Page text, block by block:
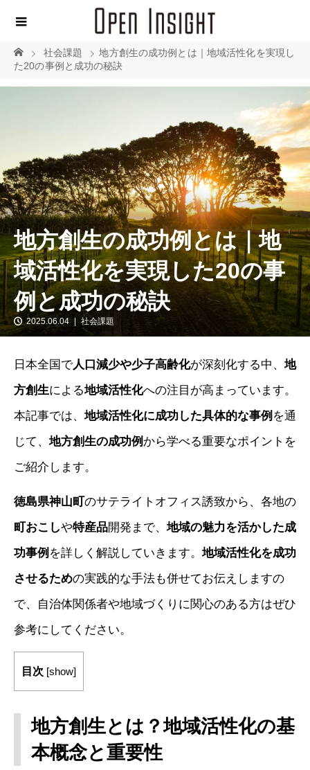
社会課題
地方創生の成功例とは｜地域活性化を実現し
た20の事例と成功の秘訣
地方創生の成功例とは｜地
域活性化を実現した20の事
例と成功の秘訣
2025.06.04 社会課題
日本全国で人口減少や少子高齢化が深刻化する中、 地
方創生による地域活性化への注目が高まっています。
本記事では、 地域活性化に成功した具体的な事例 を通
じて、 地方創生の成功例 から学べる重要なポイントを
ご紹介します。
徳島県神山町のサテライトオフィス誘致から、各地の
町おこしや特産品開発まで、 地域の魅力を活かした成
功事例 を詳しく解説していきます。 地域活性化を成功
させるための実践的な手法も併せてお伝えしますの
で、自治体関係者や地域づくりに関心のある方はぜひ
参考にしてください。
目次 [show]
地方創生とは？地域活性化の基
本概念と重要性